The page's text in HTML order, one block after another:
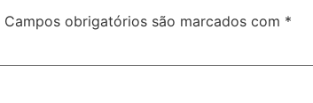
Campos obrigatórios são marcados com *